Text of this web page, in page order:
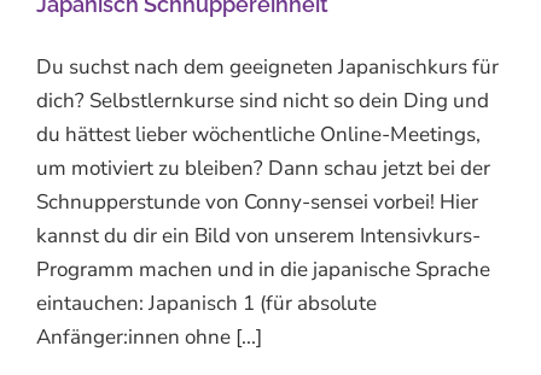
Du suchst nach dem geeigneten Japanischkurs für
dich? Selbstlernkurse sind nicht so dein Ding und
du hättest lieber wöchentliche Online-Meetings,
um motiviert zu bleiben? Dann schau jetzt bei der
Schnupperstunde von Conny-sensei vorbei! Hier
kannst du dir ein Bild von unserem Intensivkurs-
Programm machen und in die japanische Sprache
eintauchen: Japanisch 1 (für absolute
Anfänger:innen ohne [...]